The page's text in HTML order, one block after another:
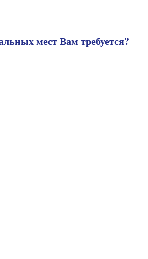
мест Вам требуется?